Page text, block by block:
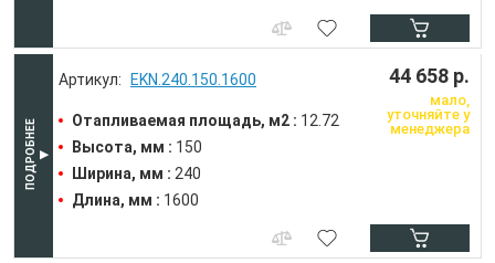
EKN.240.150.1600
Отапливаемая площадь, м2 : 12.72
Высота, мм : 150
Ширина, мм : 240
Длина, мм : 1600
44 658 р.
мало,
уточняйте у
менеджера